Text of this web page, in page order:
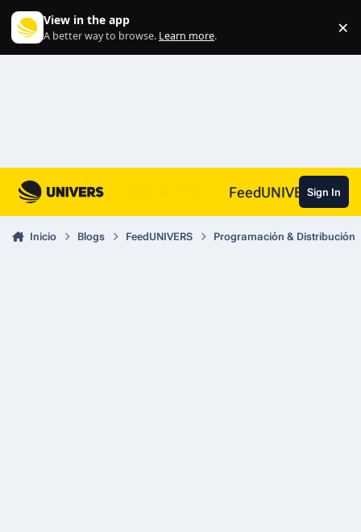
View in the app
A better way to browse. Learn more. ×
FeedUNIVERSSign In
Inicio Blogs FeedUNIVERS Programación & Distribución